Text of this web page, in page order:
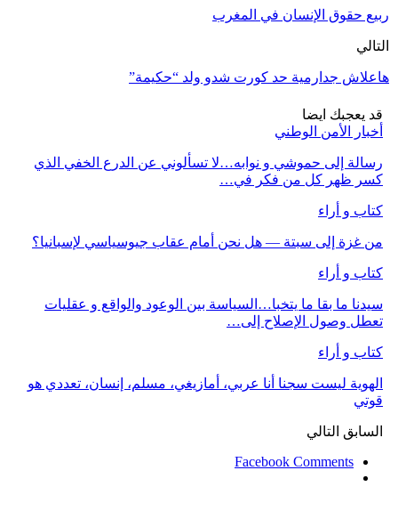
ربيع حقوق الإنسان في المغرب
التالي
هاعلاش جدارمية حد كورت شدو ولد “حكيمة”
قد يعجبك ايضا
أخبار الأمن الوطني
رسالة إلى حموشي و نوابه…لا تسألوني عن الدرع الخفي الذي
كسر ظهر كل من فكر في…
كتاب و أراء
من غزة إلى سبتة — هل نحن أمام عقاب جيوسياسي لإسبانيا؟
كتاب و أراء
سيدنا ما بقا ما يتخبا…السياسة بين الوعود والواقع و عقليات
تعطل وصول الإصلاح إلى…
كتاب و أراء
الهوية ليست سجنا أنا عربي، أمازيغي، مسلم، إنسان، تعددي هو
قوتي
السابق التالي
Facebook Comments